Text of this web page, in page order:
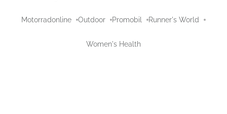
Motorradonline Outdoor Promobil Runner's World
Women's Health